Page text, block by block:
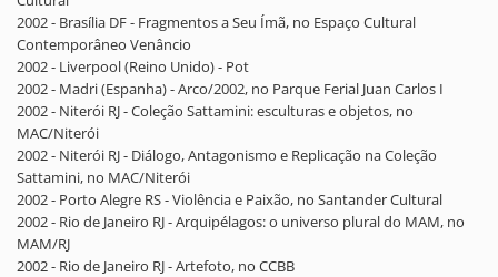
2002 - Brasília DF - Fragmentos a Seu Ímã, no Espaço Cultural
Contemporâneo Venâncio
2002 - Liverpool (Reino Unido) - Pot
2002 - Madri (Espanha) - Arco/2002, no Parque Ferial Juan Carlos I
2002 - Niterói RJ - Coleção Sattamini: esculturas e objetos, no
MAC/Niterói
2002 - Niterói RJ - Diálogo, Antagonismo e Replicação na Coleção
Sattamini, no MAC/Niterói
2002 - Porto Alegre RS - Violência e Paixão, no Santander Cultural
2002 - Rio de Janeiro RJ - Arquipélagos: o universo plural do MAM, no
MAM/RJ
2002 - Rio de Janeiro RJ - Artefoto, no CCBB